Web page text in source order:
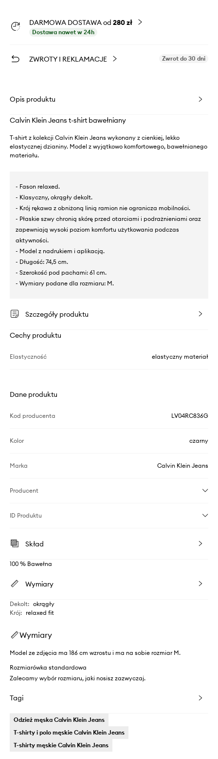
DARMOWA DOSTAWA od 280 zł
Dostawa nawet w 24h
ZWROTY I REKLAMACJE Zwrot do 30 dni
Opis produktu
Calvin Klein Jeans t-shirt bawełniany
T-shirt z kolekcji Calvin Klein Jeans wykonany z cienkiej, lekko
elastycznej dzianiny. Model z wyjątkowo komfortowego, bawełnianego
materiału.
- Fason relaxed.
- Klasyczny, okrągły dekolt.
- Krój rękawa z obniżoną linią ramion nie ogranicza mobilności.
- Płaskie szwy chronią skórę przed otarciami i podrażnieniami oraz
zapewniają wysoki poziom komfortu użytkowania podczas
aktywności.
- Model z nadrukiem i aplikacją.
- Długość: 74,5 cm.
- Szerokość pod pachami: 61 cm.
- Wymiary podane dla rozmiaru: M.
Szczegóły produktu
Cechy produktu
Elastyczność elastyczny materiał
Dane produktu
Kod producenta LV04RC836G
Kolor czarny
Marka Calvin Klein Jeans
Producent
ID Produktu
Skład
100 % Bawełna
Wymiary
Dekolt: okrągły
Krój: relaxed fit
Wymiary
Model ze zdjęcia ma 186 cm wzrostu i ma na sobie rozmiar M.
Rozmiarówka standardowa
Zalecamy wybór rozmiaru, jaki nosisz zazwyczaj.
Tagi
Odzież męska Calvin Klein Jeans
T-shirty i polo męskie Calvin Klein Jeans
T-shirty męskie Calvin Klein Jeans